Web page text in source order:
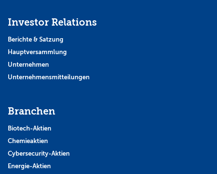
Investor Relations
Berichte & Satzung
Hauptversammlung
Unternehmen
Unternehmensmitteilungen
Branchen
Biotech-Aktien
Chemieaktien
Cybersecurity-Aktien
Energie-Aktien